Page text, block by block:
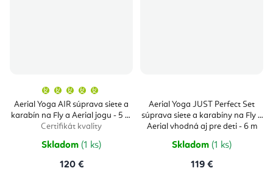
Aerial Yoga AIR súprava siete a
karabín na Fly a Aerial jogu - 5 m
Certifikát kvality
produktu
je
5,0
z
Skladom (1 ks)
120 €
Aerial Yoga JUST Perfect Set
súprava siete a karabíny na Fly a
Aerial vhodná aj pre deti - 6 m
Skladom (1 ks)
119 €